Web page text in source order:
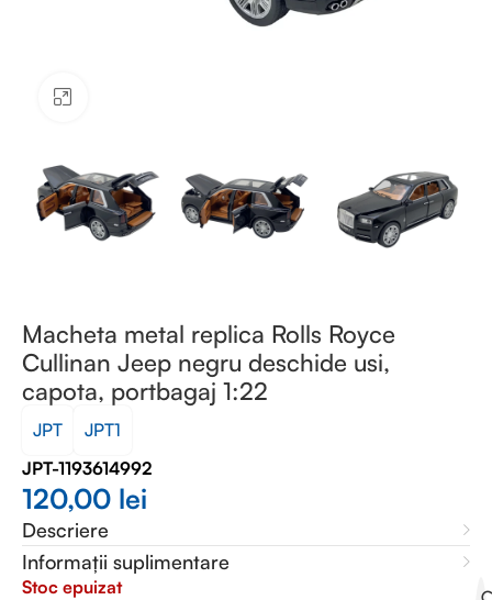
Macheta metal replica Rolls Royce
Cullinan Jeep negru deschide usi,
capota, portbagaj 1:22
JPT
JPT1
JPT-1193614992
120,00 lei
Descriere
Informații suplimentare
Stoc epuizat